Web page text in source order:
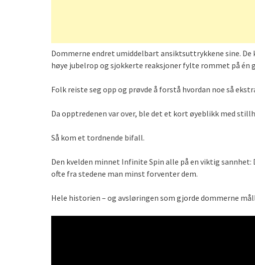
Dommerne endret umiddelbart ansiktsuttrykkene sine. De
høye jubelrop og sjokkerte reaksjoner fylte rommet på én
Folk reiste seg opp og prøvde å forstå hvordan noe så
Da opptredenen var over, ble det et kort øyeblikk med
Så kom et tordnende bifall.
Den kvelden minnet Infinite Spin alle på en viktig
ofte fra stedene man minst forventer dem.
Hele historien – og avsløringen som gjorde dommerne